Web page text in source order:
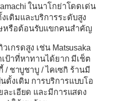
ในนาโกย่าโดดเด่น
เดิมและบริการระดับสูง
หรือต้อนรับแขกคนสำคัญ
เกรดสูง เช่น Matsusaka
ป้าที่หาทานได้ยาก มีเช็ต
/ ชาบูชาบู / ไคเซกิ ร้านมี
งเดิม การบริการแบบโอ
ละเอียด และมีการแสดง